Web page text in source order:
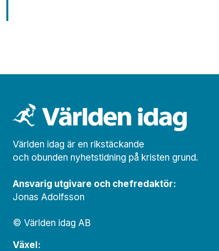
Världen idag är en rikstäckande
och obunden nyhets­­­tidning på kristen grund.
Ansvarig utgivare och chef­redaktör:
Jonas Adolfsson
© Världen idag AB
Växel: